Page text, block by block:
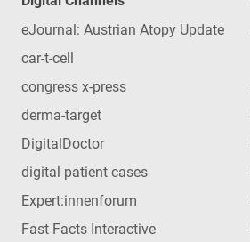
eJournal: Austrian Atopy Update
car-t-cell
congress x-press
derma-target
DigitalDoctor
digital patient cases
Expert:innenforum
Fast Facts Interactive